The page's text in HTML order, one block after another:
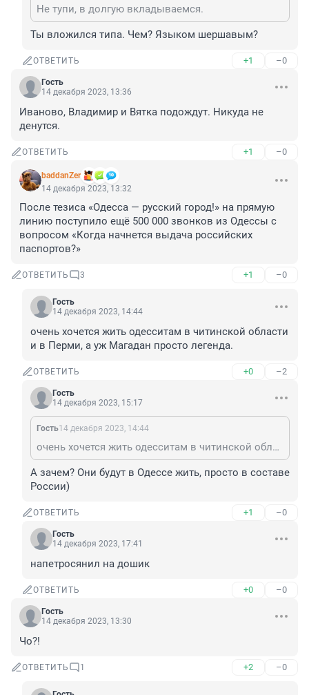
Не тупи, в долгую вкладываемся.
Ты вложился типа. Чем? Языком шершавым?
ОТВЕТИТЬ +1 –0
Гость
14 декабря 2023, 13:36
Иваново, Владимир и Вятка подождут. Никуда не
денутся.
ОТВЕТИТЬ +1 –0
baddanZer
14 декабря 2023, 13:32
После тезиса «Одесса — русский город!» на прямую
линию поступило ещё 500 000 звонков из Одессы с
вопросом «Когда начнется выдача российских
паспортов?»
ОТВЕТИТЬ 3 +1 –0
Гость
14 декабря 2023, 14:44
очень хочется жить одесситам в читинской области
и в Перми, а уж Магадан просто легенда.
ОТВЕТИТЬ +0 –2
Гость
14 декабря 2023, 15:17
Гость14 декабря 2023, 14:44
очень хочется жить одесситам в читинской области и в Перми, а уж Магадан просто легенда.
А зачем? Они будут в Одессе жить, просто в составе
России)
ОТВЕТИТЬ +1 –0
Гость
14 декабря 2023, 17:41
напетросянил на дошик
ОТВЕТИТЬ +0 –0
Гость
14 декабря 2023, 13:30
Чо?!
ОТВЕТИТЬ 1 +2 –0